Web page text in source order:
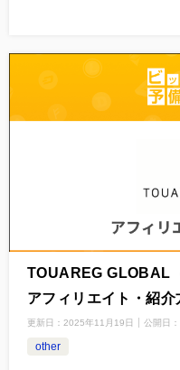
TOUAREG GLOBAL
アフィリエイト・紹介
更新日： 2025年11月19日 公開日：
other